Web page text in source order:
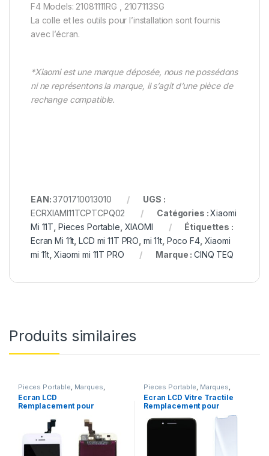
F4 Models: 21081111RG , 2107113SG
La colle et les outils pour l’installation sont fournis
avec l’écran.
*Xiaomi est une marque déposée, nous ne possédons
ni ne représentons la marque, il s’agit d’une pièce de
rechange compatible.
EAN:3701710013010
UGS :
ECRXIAMI11TCPTCPQ02
Catégories :Xiaomi
Mi 11T Pieces Portable XIAOMI
Étiquettes :
Ecran Mi 11t ,LCD mi 11T PRO mi 11t Poco F4, Xiaomi
mi 11t Xiaomi mi 11T PRO Marque : CINQ TEQ
Produits similaires
Pieces Portable Marques
Apple iPhone 5s
Ecran LCD
Remplacement pour
tactile + Outils
Pieces Portable Marques
Apple iPhone 7
Ecran LCD Vitre Tractile
Remplacement pour